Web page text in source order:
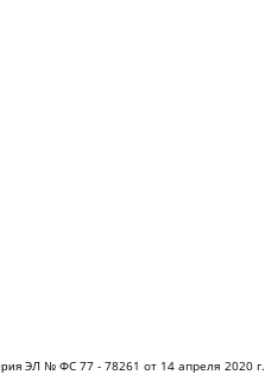
ЭЛ № ФС 77 - 78261 от 14 апреля 2020 г.